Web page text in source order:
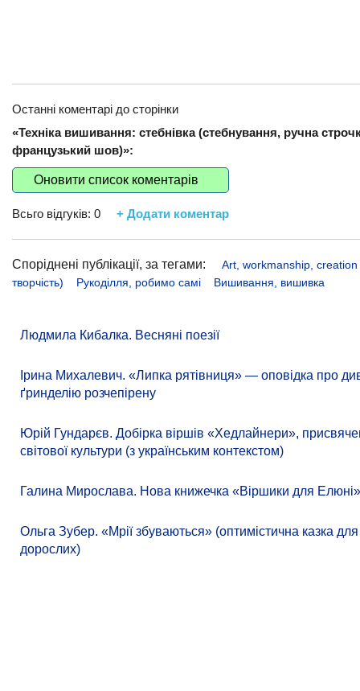
Останні коментарі до сторінки
«Техніка вишивання: стебнівка (стебнування, ручна
французький шов)»:
Оновити список коментарів
Всьго відгуків: 0 + Додати коментар
Споріднені публікації, за тегами:
Art, workmanship, creation
творчість)
Рукоділля, робимо самі Вишивання, вишивка
Людмила Кибалка. Весняні поезії
Ірина Михалевич. «Липка рятівниця» — оповідка про
ґринделію розчепірену
Юрій Гундарєв. Добірка віршів «Хедлайнери»,
світової культури (з українським контекстом)
Галина Мирослава. Нова книжечка «Віршики для Елюні»
Ольга Зубер. «Мрії збуваються» (оптимістична казка для
дорослих)